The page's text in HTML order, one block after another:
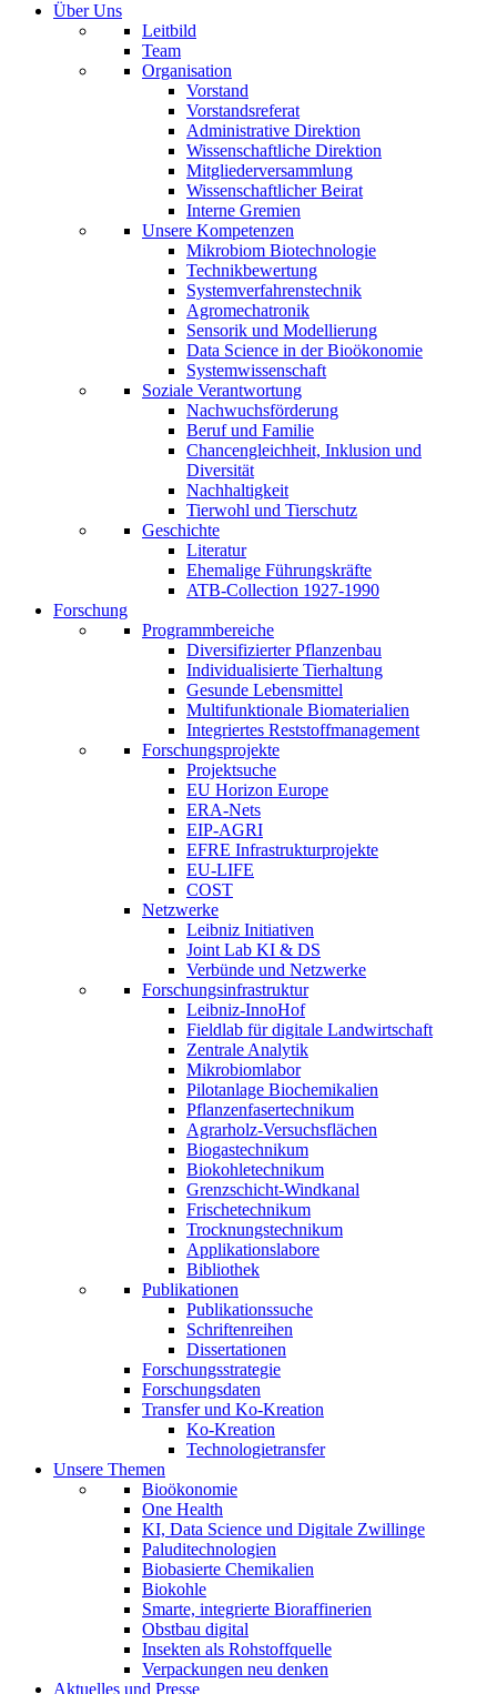
Über Uns
Leitbild
Team
Organisation
Vorstand
Vorstandsreferat
Administrative Direktion
Wissenschaftliche Direktion
Mitgliederversammlung
Wissenschaftlicher Beirat
Interne Gremien
Unsere Kompetenzen
Mikrobiom Biotechnologie
Technikbewertung
Systemverfahrenstechnik
Agromechatronik
Sensorik und Modellierung
Data Science in der Bioökonomie
Systemwissenschaft
Soziale Verantwortung
Nachwuchsförderung
Beruf und Familie
Chancengleichheit, Inklusion und
Diversität
Nachhaltigkeit
Tierwohl und Tierschutz
Geschichte
Literatur
Ehemalige Führungskräfte
ATB-Collection 1927-1990
Forschung
Programmbereiche
Diversifizierter Pflanzenbau
Individualisierte Tierhaltung
Gesunde Lebensmittel
Multifunktionale Biomaterialien
Integriertes Reststoffmanagement
Forschungsprojekte
Projektsuche
EU Horizon Europe
ERA-Nets
EIP-AGRI
EFRE Infrastrukturprojekte
EU-LIFE
COST
Netzwerke
Leibniz Initiativen
Joint Lab KI & DS
Verbünde und Netzwerke
Forschungsinfrastruktur
Leibniz-InnoHof
Fieldlab für digitale Landwirtschaft
Zentrale Analytik
Mikrobiomlabor
Pilotanlage Biochemikalien
Pflanzenfasertechnikum
Agrarholz-Versuchsflächen
Biogastechnikum
Biokohletechnikum
Grenzschicht-Windkanal
Frischetechnikum
Trocknungstechnikum
Applikationslabore
Bibliothek
Publikationen
Publikationssuche
Schriftenreihen
Dissertationen
Forschungsstrategie
Forschungsdaten
Transfer und Ko-Kreation
Ko-Kreation
Technologietransfer
Unsere Themen
Bioökonomie
One Health
KI, Data Science und Digitale Zwillinge
Paluditechnologien
Biobasierte Chemikalien
Biokohle
Smarte, integrierte Bioraffinerien
Obstbau digital
Insekten als Rohstoffquelle
Verpackungen neu denken
Aktuelles und Presse